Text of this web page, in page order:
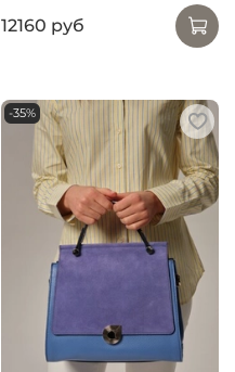
12160 руб
-35%